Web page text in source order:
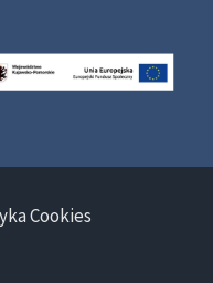
Cookies